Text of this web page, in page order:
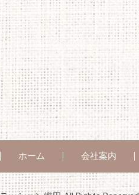
ホーム 会社案内